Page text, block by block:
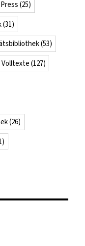
(25)
(31)
(53)
Volltexte (127)
(26)